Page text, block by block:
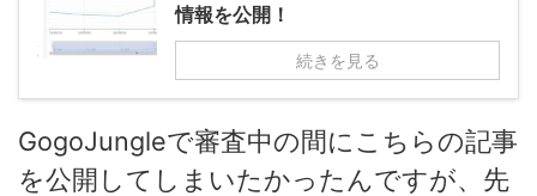
情報を公開！
続きを見る
GogoJungleで審査中の間にこちらの記事
を公開してしまいたかったんですが、先